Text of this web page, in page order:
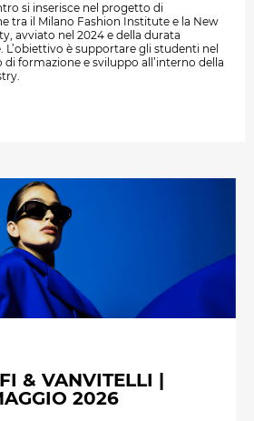
si inserisce nel progetto di
tra il Milano Fashion Institute e la New
avviato nel 2024 e della durata
L’obiettivo è supportare gli studenti nel
di formazione e sviluppo all’interno della
& VANVITELLI |
2026